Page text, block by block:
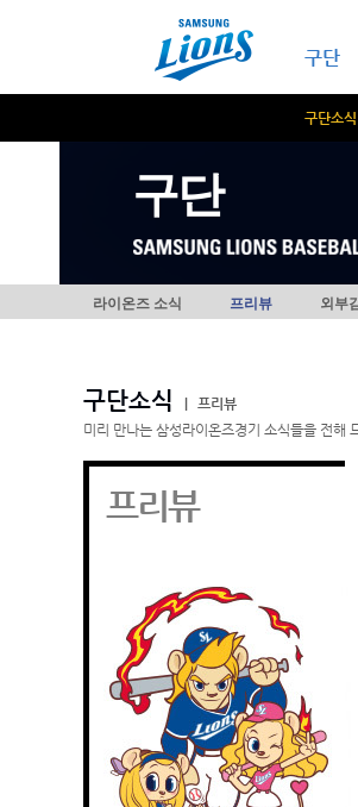
구단
구단소식
구단
라이온즈 소식 프리뷰 외부
구단소식
프리뷰
미리 만나는 삼성라이온즈경기 소식들을 전해
프리뷰